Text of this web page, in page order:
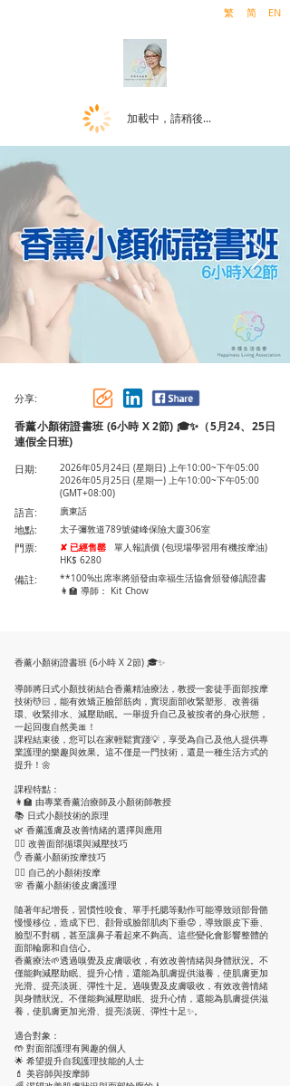
繁 简 EN
加載中，請稍後...
分享:
香薰小顏術證書班 (6小時 X 2節) 🎓✨（5月24、25日
連假全日班)
日期:
2026年05月24日 (星期日) 上午10:00~下午05:00
2026年05月25日 (星期一) 上午10:00~下午05:00
(GMT+08:00)
語言: 廣東話
地點: 太子彌敦道789號健峰保險大廈306室
門票: ✘ 已經售罄
單人報讀價 (包現場學習用有機按摩油)
HK$ 6280
備註:
**100%出席率將頒發由幸福生活協會頒發修讀證書
👩‍🏫 導師： Kit Chow
香薰小顏術證書班 (6小時 X 2節) 🎓✨
導師將日式小顏技術結合香薰精油療法，教授一套徒手面部按摩
技術💆🏻，能有效矯正臉部筋肉，實現面部收緊塑形、改善循
環、收緊排水、減壓助眠。一舉提升自己及被按者的身心狀態，
一起回復自然美🎀！
課程結束後，您可以在家輕鬆實踐💡，享受為自己及他人提供專
業護理的樂趣與效果。這不僅是一門技術，還是一種生活方式的
提升！🌼
課程特點：
👩‍🏫 由專業香薰治療師及小顏術師教授
📚 日式小顏技術的原理
🌿 香薰護膚及改善情緒的選擇與應用
💆‍♀️ 改善面部循環與減壓技巧
✋ 香薰小顏術按摩技巧
🧖‍♀️ 自己的小顏術按摩
🌸 香薰小顏術後皮膚護理
隨著年紀增長，習慣性咬食、單手托腮等動作可能導致頭部骨骼
慢慢移位，造成下巴、顴骨或臉部肌肉下垂😟，導致眼皮下垂、
臉型不對稱，甚至讓鼻子看起來不夠高。這些變化會影響整體的
面部輪廓和自信心。
香薰療法🌱透過嗅覺及皮膚吸收，有效改善情緒與身體狀況。不
僅能夠減壓助眠、提升心情，還能為肌膚提供滋養，使肌膚更加
光滑、提亮淡斑、彈性十足。過嗅覺及皮膚吸收，有效改善情緒
與身體狀況。不僅能夠減壓助眠、提升心情，還能為肌膚提供滋
養，使肌膚更加光滑、提亮淡斑、彈性十足✨。
適合對象：
🤲 對面部護理有興趣的個人
🌟 希望提升自我護理技能的人士
💄 美容師與按摩師